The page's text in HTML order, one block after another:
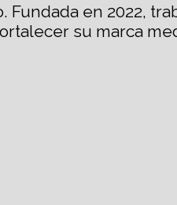
en 2022,
su marca